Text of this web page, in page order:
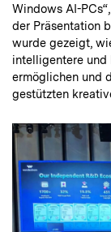
Windows AI-
der Präsentation
wurde gezeigt,
intelligentere und
ermöglichen und
gestützten